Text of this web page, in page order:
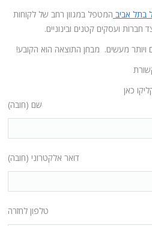
בתל אביב המטפל במגוון רחב של לקוחות
ועסקים קטנים ובינוניים.
ויותר מעשים. מבחן התוצאה הוא הקובע!
כאן
שם (חובה)
דואר אלקטרוני (חובה)
טלפון לחזרה